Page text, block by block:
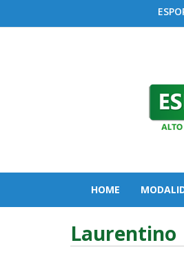
HOME
Laurentino